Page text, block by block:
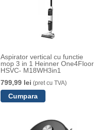
Aspirator vertical cu functie
mop 3 in 1 Heinner One4Floor
HSVC- M18WH3in1
799,99 lei (pret cu TVA)